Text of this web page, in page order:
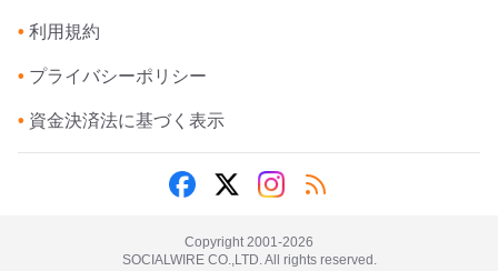
• 利用規約
• プライバシーポリシー
• 資金決済法に基づく表示
Copyright 2001-2026
SOCIALWIRE CO.,LTD. All rights reserved.